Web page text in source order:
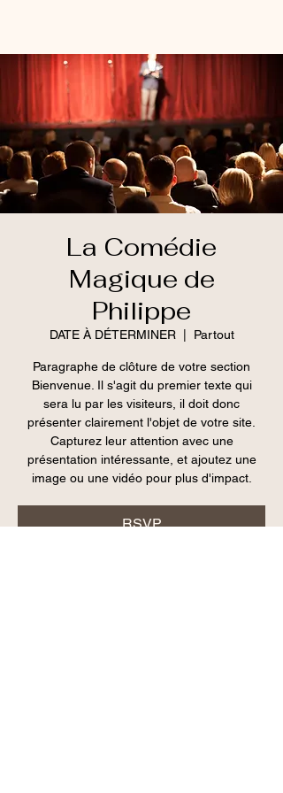
La Comédie
Magique de
Philippe
DATE À DÉTERMINER
  |
Partout
Paragraphe de clôture de votre section
Bienvenue. Il s'agit du premier texte qui
sera lu par les visiteurs, il doit donc
présenter clairement l'objet de votre site.
Capturez leur attention avec une
présentation intéressante, et ajoutez une
image ou une vidéo pour plus d'impact.
RSVP